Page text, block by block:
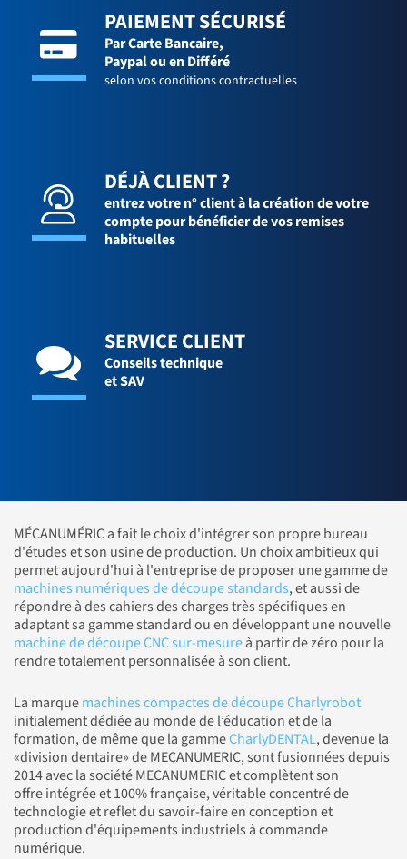
PAIEMENT SÉCURISÉ
Par Carte Bancaire,
Paypal ou en Différé
selon vos conditions contractuelles
DÉJÀ CLIENT ?
entrez votre n° client à la création de votre
compte pour bénéficier de vos remises
habituelles
SERVICE CLIENT
Conseils technique
et SAV
MÉCANUMÉRIC a fait le choix d'intégrer son propre bureau
d'études et son usine de production. Un choix ambitieux qui
permet aujourd'hui à l'entreprise de proposer une gamme de
machines numériques de découpe standards, et aussi de
répondre à des cahiers des charges très spécifiques en
adaptant sa gamme standard ou en développant une nouvelle
machine de découpe CNC sur-mesureà partir de zéro pour la
rendre totalement personnalisée à son client.
La marquemachines compactes de découpe Charlyrobot
initialement dédiée au monde de l’éducation et de la
formation, de même que la gammeCharlyDENTAL, devenue la
«division dentaire» de MECANUMERIC, sont fusionnées depuis
2014 avec la société MECANUMERIC et complètent son
offre intégrée et 100% française, véritable concentré de
technologie et reflet du savoir-faire en conception et
production d'équipements industriels à commande
numérique.